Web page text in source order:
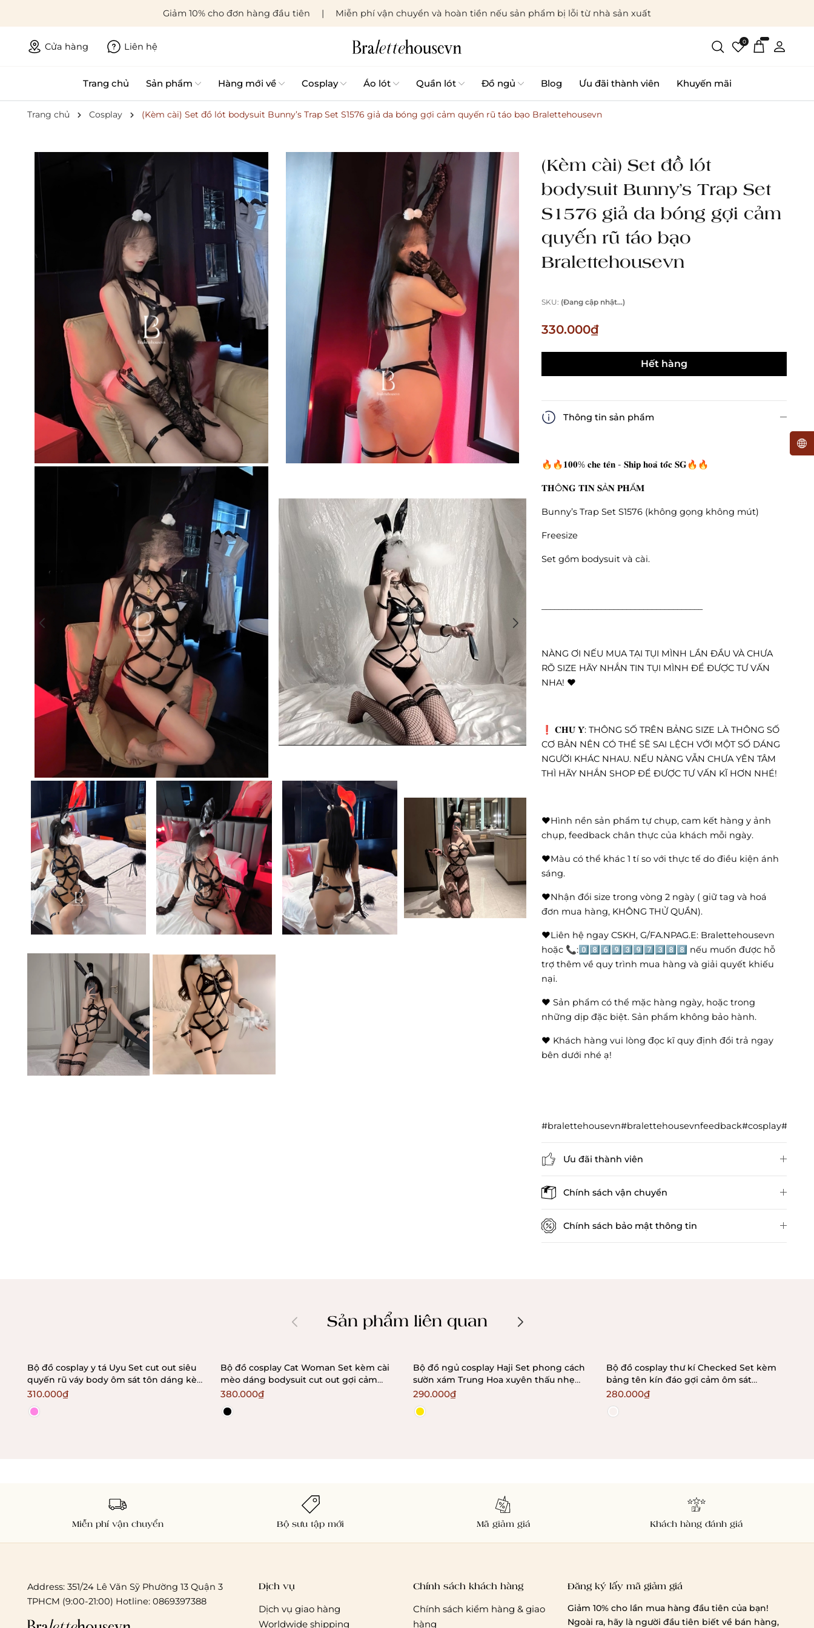
Giảm 10% cho đơn hàng đầu tiên Miễn phí vận chuyển và hoàn tiền nếu sản phẩm bị lỗi từ nhà sản xuất
Cửa hàng Liên hệ 0
Trang chủ Sản phẩm Hàng mới về Cosplay Áo lót Quần lót Đồ ngủ Blog Ưu đãi thành viên Khuyến mãi
Trang chủ Cosplay (Kèm cài) Set đồ lót bodysuit Bunny’s Trap Set S1576 giả da bóng gợi cảm quyến rũ táo bạo Bralettehousevn
(Kèm cài) Set đồ lót
bodysuit Bunny’s Trap Set
S1576 giả da bóng gợi cảm
quyến rũ táo bạo
Bralettehousevn
SKU: (Đang cập nhật...)
330.000₫
Hết hàng
Thông tin sản phẩm
🔥🔥𝟏𝟎𝟎% 𝐜𝐡𝐞 𝐭𝐞̂𝐧 - 𝐒𝐡𝐢𝐩 𝐡𝐨𝐚̉ 𝐭𝐨̂́𝐜 𝐒𝐆🔥🔥
𝐓𝐇Ô𝐍𝐆 𝐓𝐈𝐍 𝐒Ả𝐍 𝐏𝐇Ẩ𝐌
Bunny’s Trap Set S1576 (không gọng không mút)
Freesize
Set gồm bodysuit và cài.
NÀNG ƠI NẾU MUA TẠI TỤI MÌNH LẦN ĐẦU VÀ CHƯA
RÕ SIZE HÃY NHẮN TIN TỤI MÌNH ĐỂ ĐƯỢC TƯ VẤN
NHA! ❤️
❗️ 𝐂𝐇𝐔́ 𝐘́: THÔNG SỐ TRÊN BẢNG SIZE LÀ THÔNG SỐ
CƠ BẢN NÊN CÓ THỂ SẼ SAI LỆCH VỚI MỘT SỐ DÁNG
NGƯỜI KHÁC NHAU. NẾU NÀNG VẪN CHƯA YÊN TÂM
THÌ HÃY NHẮN SHOP ĐỂ ĐƯỢC TƯ VẤN KĨ HƠN NHÉ!
❤️Hình nền sản phẩm tự chụp, cam kết hàng y ảnh
chụp, feedback chân thực của khách mỗi ngày.
❤️Màu có thể khác 1 tí so với thực tế do điều kiện ánh
sáng.
❤️Nhận đổi size trong vòng 2 ngày ( giữ tag và hoá
đơn mua hàng, KHÔNG THỬ QUẦN).
❤️Liên hệ ngay CSKH, G/FA.NPAG.E: Bralettehousevn
hoặc 📞:0️⃣8️⃣6️⃣9️⃣3️⃣9️⃣7️⃣3️⃣8️⃣8️⃣ nếu muốn được hỗ
trợ thêm về quy trình mua hàng và giải quyết khiếu
nại.
❤️ Sản phẩm có thể mặc hàng ngày, hoặc trong
những dịp đặc biệt. Sản phẩm không bảo hành.
❤️ Khách hàng vui lòng đọc kĩ quy định đổi trả ngay
bên dưới nhé ạ!
Ưu đãi thành viên
Chính sách vận chuyển
Chi phí giao hàng
Chính sách bảo mật thông tin
Sản phẩm liên quan
Bộ đồ cosplay y tá Uyu Set cut out siêu
quyến rũ váy body ôm sát tôn dáng kèm
phụ kiện Bralettehousevn
310.000₫
Bộ đồ cosplay Cat Woman Set kèm cài
mèo dáng bodysuit cut out gợi cảm
Bralettehousevn
380.000₫
Bộ đồ ngủ cosplay Haji Set phong cách
sườn xám Trung Hoa xuyên thấu nhẹ
nhàng Bralettehousevn
290.000₫
Bộ đồ cosplay thư kí Checked Set kèm
bảng tên kín đáo gợi cảm ôm sát
Bralettehousevn
280.000₫
Miễn phí vận chuyển Bộ sưu tập mới Mã giảm giá Khách hàng đánh giá
Address: 351/24 Lê Văn Sỹ Phường 13 Quận 3
TPHCM (9:00-21:00) Hotline: 0869397388
Dịch vụ
Dịch vụ giao hàng
Worldwide shipping
Chính sách khách hàng
Chính sách kiểm hàng & giao
hàng
Đăng ký lấy mã giảm giá
Giảm 10% cho lần mua hàng đầu tiên của bạn!
Ngoài ra, hãy là người đầu tiên biết về bán hàng,